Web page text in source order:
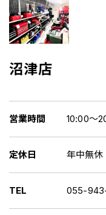
沼津店
営業時間 10:00～
定休日 年中無
TEL 055-